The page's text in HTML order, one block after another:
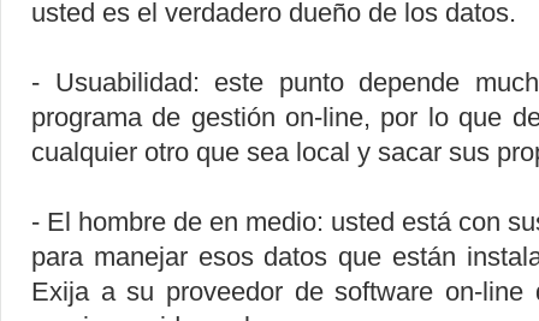
usted es el verdadero dueño de los datos.
- Usuabilidad: este punto depende
programa de gestión on-line, por lo que
cualquier otro que sea local y sacar sus
- El hombre de en medio: usted está con
para manejar esos datos que están
Exija a su proveedor de software on-